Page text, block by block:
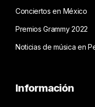
Conciertos en México
Premios Grammy 2022
Noticias de música en
Información